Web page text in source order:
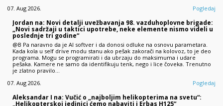
07. Aug 2026.
Pogledaj
Jordan na: Novi detalji uvežbavanja 98. vazduhoplovne brigade:
„Novi sadržaji u taktici upotrebe, neke elemente nismo videli u
poslednje tri godine“
@B Pa naravno da je AI softver i da donosi odluke na osnovu parametara.
Kada kola u self drive modu stanu ako pešak zakorači na kolovoz, to je deo
programa. Mogu se programirati i da ubrzaju do maksimuma i udare
pešaka. Kamere ne samo da identifikuju tenk, nego i lice čoveka. Trenutno
je zlatno pravilo…
07. Aug 2026.
Pogledaj
Aleksandar I na: Vučić o „najboljim helikopterima na svetu“:
„Helikopterskoj jedinici ćemo nabaviti i Erbas H125“